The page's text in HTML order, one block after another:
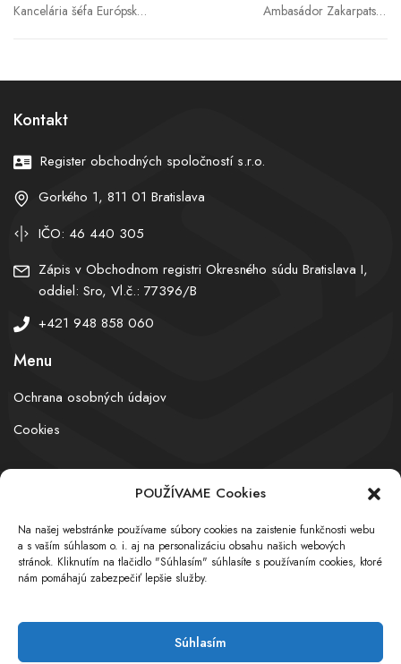
POUŽÍVAME Cookies
Na našej webstránke používame súbory cookies na zaistenie funkčnosti webu
a s vaším súhlasom o. i. aj na personalizáciu obsahu našich webových
stránok. Kliknutím na tlačidlo "Súhlasím" súhlasíte s používaním cookies, ktoré
nám pomáhajú zabezpečiť lepšie služby.
Súhlasím
Kancelária šéfa Európskej
Ambasádor Zakarpatska
Kontakt
Register obchodných spoločností s.r.o.
Gorkého 1, 811 01 Bratislava
IČO: 46 440 305
Zápis v Obchodnom registri Okresného súdu Bratislava I,
oddiel: Sro, Vl.č.: 77396/B
+421 948 858 060
Menu
Ochrana osobných údajov
Cookies